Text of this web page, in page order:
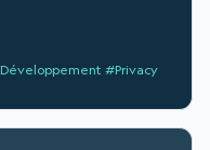
#Privacy